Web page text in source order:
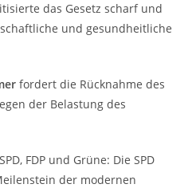
das Gesetz scharf und
und gesundheitliche
fordert die Rücknahme des
der Belastung des
FDP und Grüne: Die SPD
der modernen